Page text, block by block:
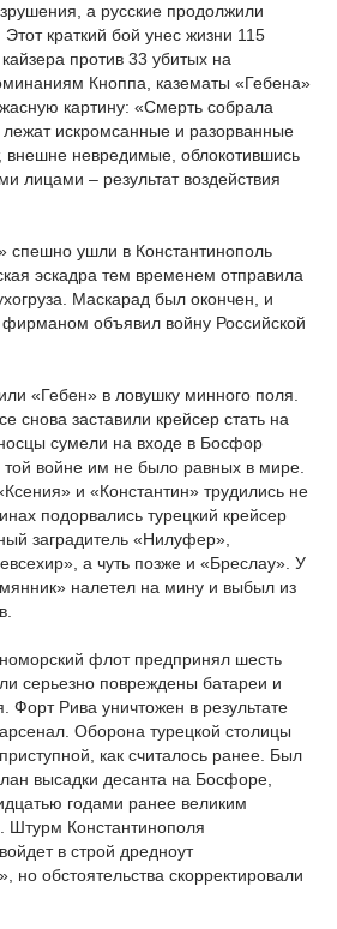
а русские продолжили
краткий бой унес жизни 115
против 33 убитых на
Кноппа, казематы «Гебена»
картину: «Смерть собрала
искромсанные и разорванные
внешне невредимые, облокотившись
лицами – результат воздействия
спешно ушли в Константинополь
эскадра тем временем отправила
Маскарад был окончен, и
объявил войну Российской
«Гебен» в ловушку минного поля.
снова заставили крейсер стать на
сумели на входе в Босфор
той войне им не было равных в мире.
и «Константин» трудились не
подорвались турецкий крейсер
заградитель «Нилуфер»,
а чуть позже и «Бреслау». У
налетел на мину и выбыл из
флот предпринял шесть
серьезно повреждены батареи и
Форт Рива уничтожен в результате
Оборона турецкой столицы
как считалось ранее. Был
высадки десанта на Босфоре,
годами ранее великим
Константинополя
в строй дредноут
обстоятельства скорректировали